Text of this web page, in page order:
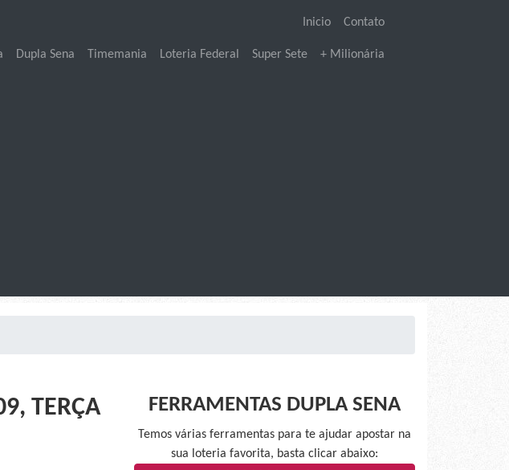
Inicio Contato
Dupla Sena Timemania Loteria Federal Super Sete + Milionária
TERÇA FERRAMENTAS DUPLA SENA
Temos várias ferramentas para te ajudar apostar na
sua loteria favorita, basta clicar abaixo: